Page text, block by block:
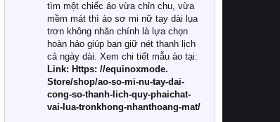
1. Tại sao các gia đình hiện đại lại ưa
chuộng chăn ga gối đệm cao cấp?
Khác với các dòng sản phẩm thông
thường, những bộ chăn ga gối đệm
cao cấp trải qua quy trình sản xuất
nghiêm ngặt từ khâu chọn lọc nguyên
liệu tự nhiên đến công nghệ dệt
nhuộm hiện đại không chứa hóa chất
tìm một chiếc áo vừa chỉn chu, vừa
mềm mát thì áo sơ mi nữ tay dài lụa
trơn không nhăn chính là lựa chọn
hoàn hảo giúp bạn giữ nét thanh lịch
cả ngày dài. Xem chi tiết mẫu áo tại:
Link: Https: //equinoxmode.
Store/shop/ao-so-mi-nu-tay-dai-
cong-so-thanh-lich-quy-phaichat-
vai-lua-tronkhong-nhanthoang-mat/